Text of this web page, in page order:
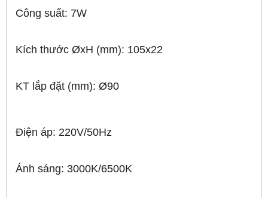
Công suất: 7W
Kích thước ØxH (mm): 105x22
KT lắp đặt (mm): Ø90
Điện áp: 220V/50Hz
Ánh sáng: 3000K/6500K